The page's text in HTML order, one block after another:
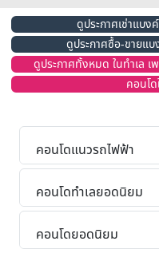
ดูประกาศเช่าแบ
ดูประกาศซื้อ-ขายแ
ดูประกาศทั้งหมด ในทำเล
คอนโ
คอนโดแนวรถไฟฟ้า
คอนโดทำเลยอดนิยม
คอนโดยอดนิยม